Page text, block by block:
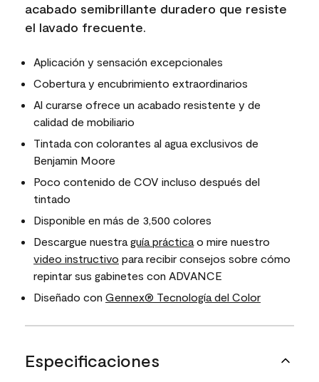
acabado semibrillante duradero que resiste
el lavado frecuente.
Aplicación y sensación excepcionales
Cobertura y encubrimiento extraordinarios
Al curarse ofrece un acabado resistente y de
calidad de mobiliario
Tintada con colorantes al agua exclusivos de
Benjamin Moore
Poco contenido de COV incluso después del
tintado
Disponible en más de 3,500 colores
Descargue nuestraguía prácticao mire nuestro
video instructivo para recibir consejos sobre cómo
repintar sus gabinetes con ADVANCE
Diseñado con Gennex® Tecnología del Color
Especificaciones